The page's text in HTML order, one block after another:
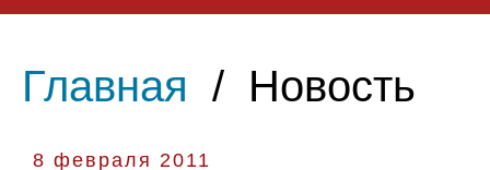
Главная / Новость
8 февраля 2011